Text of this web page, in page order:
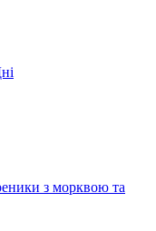
з морквою та